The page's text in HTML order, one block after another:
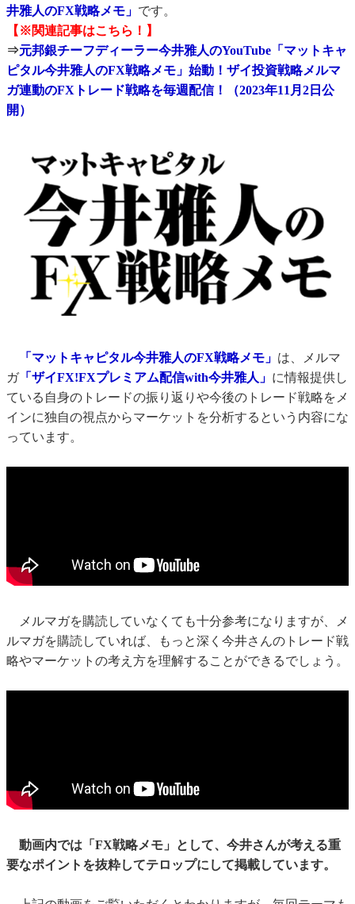
井雅人のFX戦略メモ」 です。
【※関連記事はこちら！】
⇒元邦銀チーフディーラー今井雅人のYouTube「マットキャ
ピタル今井雅人のFX戦略メモ」始動！ザイ投資戦略メルマ
ガ連動のFXトレード戦略を毎週配信！（2023年11月2日公
開）
「マットキャピタル今井雅人のFX戦略メモ」 は、メルマ
ガ「ザイFX!FXプレミアム配信with今井雅人」 に情報提供し
ている自身のトレードの振り返りや今後のトレード戦略をメ
インに独自の視点からマーケットを分析するという内容にな
っています。
メルマガを購読していなくても十分参考になりますが、メ
ルマガを購読していれば、もっと深く今井さんのトレード戦
略やマーケットの考え方を理解することができるでしょう。
動画内では「FX戦略メモ」として、今井さんが考える重
要なポイントを抜粋してテロップにして掲載しています。